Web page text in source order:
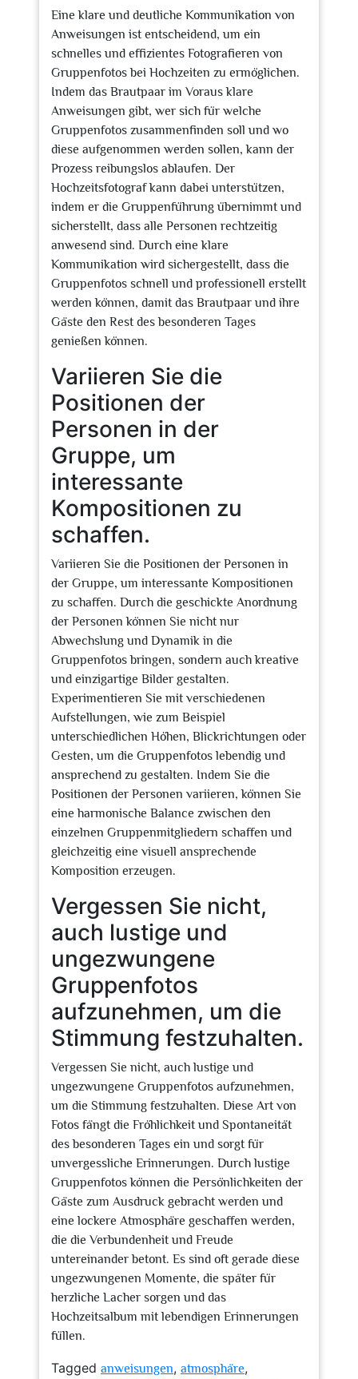
Eine klare und deutliche Kommunikation von
Anweisungen ist entscheidend, um ein
schnelles und effizientes Fotografieren von
Gruppenfotos bei Hochzeiten zu ermöglichen.
Indem das Brautpaar im Voraus klare
Anweisungen gibt, wer sich für welche
Gruppenfotos zusammenfinden soll und wo
diese aufgenommen werden sollen, kann der
Prozess reibungslos ablaufen. Der
Hochzeitsfotograf kann dabei unterstützen,
indem er die Gruppenführung übernimmt und
sicherstellt, dass alle Personen rechtzeitig
anwesend sind. Durch eine klare
Kommunikation wird sichergestellt, dass die
Gruppenfotos schnell und professionell erstellt
werden können, damit das Brautpaar und ihre
Gäste den Rest des besonderen Tages
genießen können.
Variieren Sie die
Positionen der
Personen in der
Gruppe, um
interessante
Kompositionen zu
schaffen.
Variieren Sie die Positionen der Personen in
der Gruppe, um interessante Kompositionen
zu schaffen. Durch die geschickte Anordnung
der Personen können Sie nicht nur
Abwechslung und Dynamik in die
Gruppenfotos bringen, sondern auch kreative
und einzigartige Bilder gestalten.
Experimentieren Sie mit verschiedenen
Aufstellungen, wie zum Beispiel
unterschiedlichen Höhen, Blickrichtungen oder
Gesten, um die Gruppenfotos lebendig und
ansprechend zu gestalten. Indem Sie die
Positionen der Personen variieren, können Sie
eine harmonische Balance zwischen den
einzelnen Gruppenmitgliedern schaffen und
gleichzeitig eine visuell ansprechende
Komposition erzeugen.
Vergessen Sie nicht,
auch lustige und
ungezwungene
Gruppenfotos
aufzunehmen, um die
Stimmung festzuhalten.
Vergessen Sie nicht, auch lustige und
ungezwungene Gruppenfotos aufzunehmen,
um die Stimmung festzuhalten. Diese Art von
Fotos fängt die Fröhlichkeit und Spontaneität
des besonderen Tages ein und sorgt für
unvergessliche Erinnerungen. Durch lustige
Gruppenfotos können die Persönlichkeiten der
Gäste zum Ausdruck gebracht werden und
eine lockere Atmosphäre geschaffen werden,
die die Verbundenheit und Freude
untereinander betont. Es sind oft gerade diese
ungezwungenen Momente, die später für
herzliche Lacher sorgen und das
Hochzeitsalbum mit lebendigen Erinnerungen
füllen.
Tagged anweisungen, atmosphäre,